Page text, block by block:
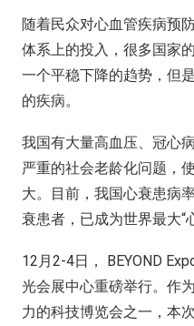
随着民众对心血管疾病预
体系上的投入，很多国家
一个平稳下降的趋势，但
的疾病。
我国有大量高血压、冠心
严重的社会老龄化问题，
大。目前，我国心衰患病
衰患者，已成为世界最大“
12月2-4日， BEYOND
光会展中心重磅举行。作
力的科技博览会之一，本